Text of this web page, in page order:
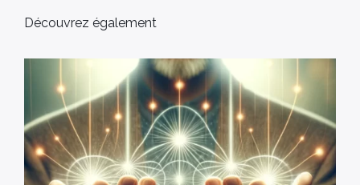
Découvrez également